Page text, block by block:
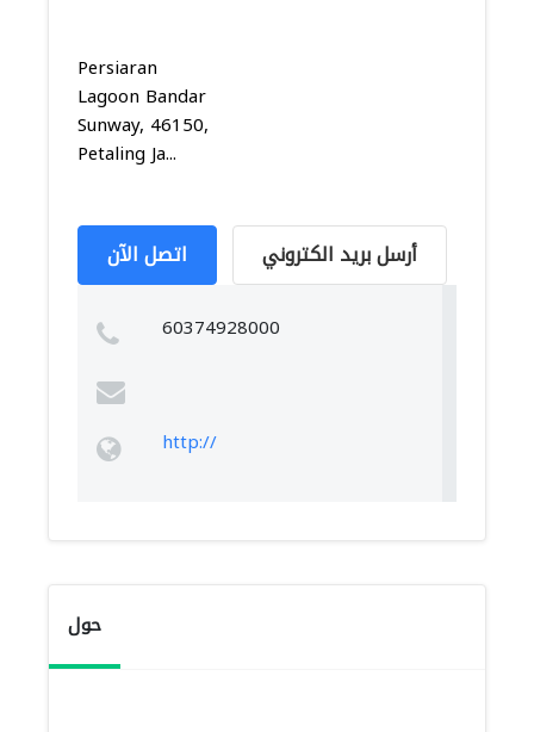
Persiaran
Lagoon Bandar
Sunway, 46150,
Petaling Ja...
اتصل الآن أرسل بريد الكتروني
60374928000
http://
حول